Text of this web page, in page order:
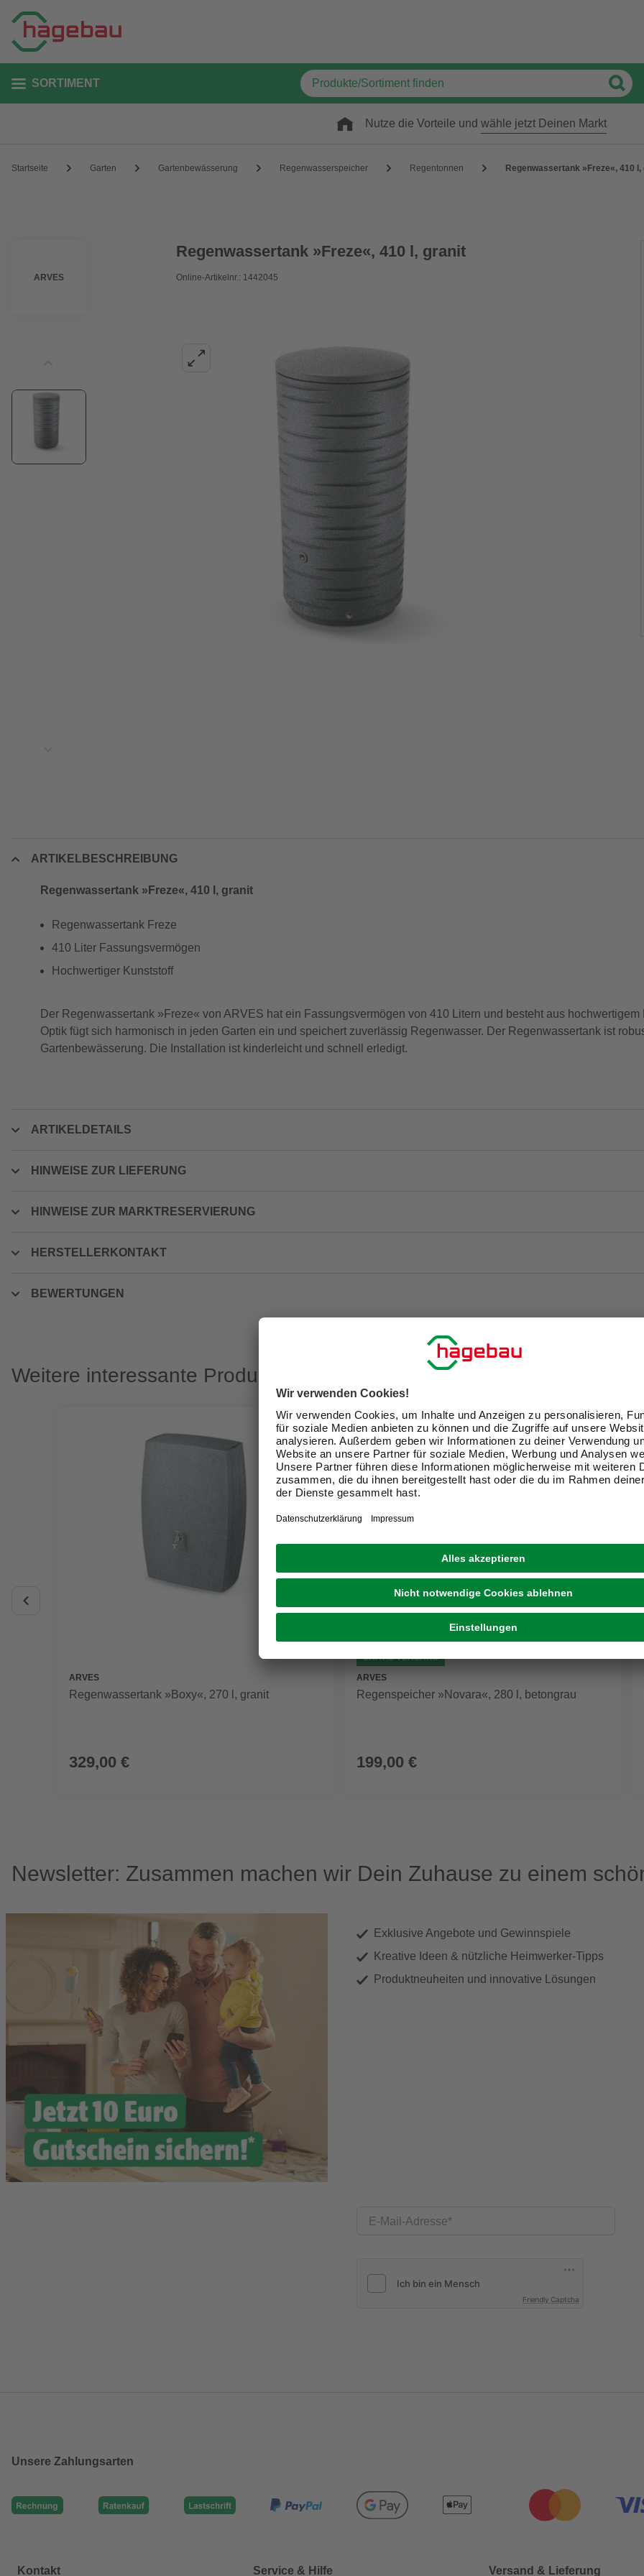
SORTIMENT
Nutze die Vorteile und wähle jetzt Deinen Markt
Startseite Garten Gartenbewässerung Regenwasserspeicher Regentonnen Regenwassertank »Freze«, 410 l,
ARVES
Regenwassertank »Freze«, 410 l, granit
Online-Artikelnr.: 1442045
ARTIKELBESCHREIBUNG
Regenwassertank »Freze«, 410 l, granit
Regenwassertank Freze
410 Liter Fassungsvermögen
Hochwertiger Kunststoff
Der Regenwassertank »Freze« von ARVES hat ein Fassungsvermögen von 410 Litern und besteht aus hochwertigem
Optik fügt sich harmonisch in jeden Garten ein und speichert zuverlässig Regenwasser. Der Regenwassertank ist
Gartenbewässerung. Die Installation ist kinderleicht und schnell erledigt.
ARTIKELDETAILS
HINWEISE ZUR LIEFERUNG
HINWEISE ZUR MARKTRESERVIERUNG
HERSTELLERKONTAKT
BEWERTUNGEN
Weitere interessante Produkte
ARVES
Regenwassertank »Boxy«, 270 l, granit
329,00 €
GRATIS VERSAND
ARVES
Regenspeicher »Novara«, 280 l, betongrau
199,00 €
Newsletter: Zusammen machen wir Dein Zuhause zu einem
Exklusive Angebote und Gewinnspiele
Kreative Ideen & nützliche Heimwerker-Tipps
Produktneuheiten und innovative Lösungen
E-Mail-Adresse
Friendly Captcha
Unsere Zahlungsarten
Kontakt Service & Hilfe Versand & Lieferung